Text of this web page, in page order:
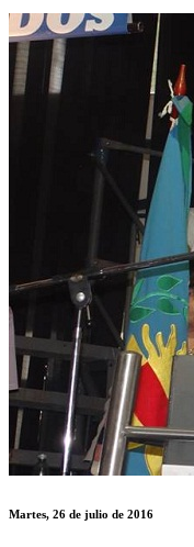
Martes, 26 de julio de 2016